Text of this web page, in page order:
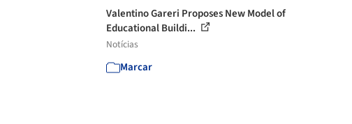
Valentino Gareri Proposes New Model of
Educational Buildi...
Notícias
Marcar